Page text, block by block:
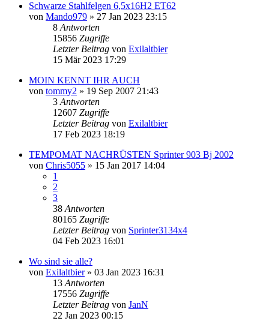
Schwarze Stahlfelgen 6,5x16H2 ET62
von Mando979 » 27 Jan 2023 23:15
8 Antworten
15856 Zugriffe
Letzter Beitrag von Exilaltbier
15 Mär 2023 17:29
MOIN KENNT IHR AUCH
von tommy2 » 19 Sep 2007 21:43
3 Antworten
12607 Zugriffe
Letzter Beitrag von Exilaltbier
17 Feb 2023 18:19
TEMPOMAT NACHRÜSTEN Sprinter 903 Bj 2002
von Chris5055 » 15 Jan 2017 14:04
1
2
3
38 Antworten
80165 Zugriffe
Letzter Beitrag von Sprinter3134x4
04 Feb 2023 16:01
Wo sind sie alle?
von Exilaltbier» 03 Jan 2023 16:31
13 Antworten
17556 Zugriffe
Letzter Beitrag von JanN
22 Jan 2023 00:15